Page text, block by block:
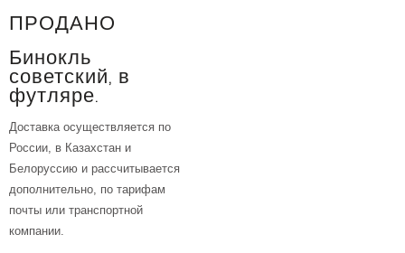
ПРОДАНО
Бинокль
советский, в
футляре.
Доставка осуществляется по
России, в Казахстан и
Белоруссию и рассчитывается
дополнительно, по тарифам
почты или транспортной
компании.